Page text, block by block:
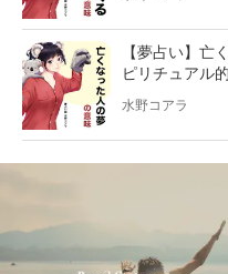
【夢占い】亡
ピリチュアル
水野コアラ